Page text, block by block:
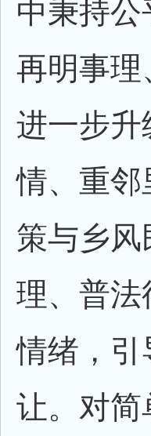
中秉持
再明事理
进一步升
情、重邻
策与乡
理、普法
情绪，引
让。对简